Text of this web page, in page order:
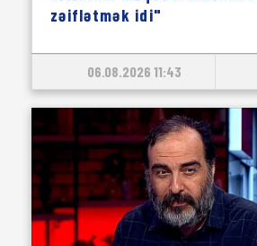
zəiflətmək idi"
06.08.2026 11:43